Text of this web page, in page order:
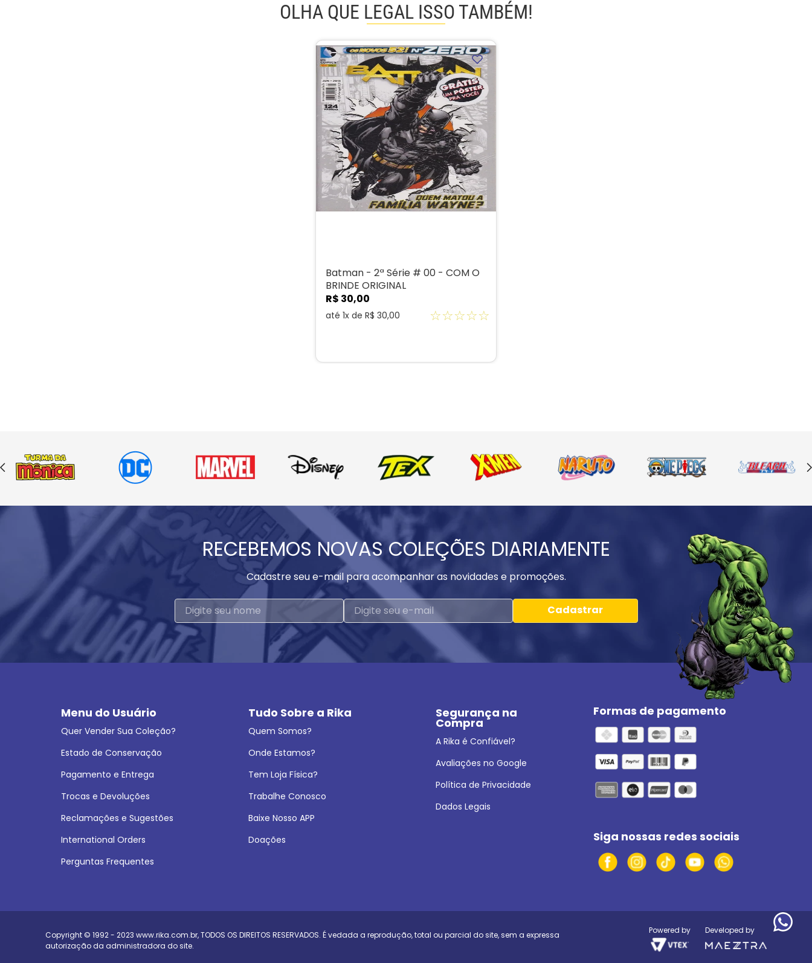
OLHA QUE LEGAL ISSO TAMBÉM!
Batman - 2ª Série # 00 - COM O
BRINDE ORIGINAL
R$ 30,00
até 1x de R$ 30,00 ☆☆☆☆☆
RECEBEMOS NOVAS COLEÇÕES DIARIAMENTE
Cadastre seu e-mail para acompanhar as novidades e promoções.
Cadastrar
Menu do Usuário
Quer Vender Sua Coleção?
Estado de Conservação
Pagamento e Entrega
Trocas e Devoluções
Reclamações e Sugestões
International Orders
Perguntas Frequentes
Tudo Sobre a Rika
Quem Somos?
Onde Estamos?
Tem Loja Física?
Trabalhe Conosco
Baixe Nosso APP
Doações
Segurança na
Compra
A Rika é Confiável?
Avaliações no Google
Política de Privacidade
Dados Legais
Formas de pagamento
Siga nossas redes sociais
Copyright © 1992 - 2023 www.rika.com.br, TODOS OS DIREITOS RESERVADOS. É vedada a reprodução, total ou parcial do site, sem a expressa
autorização da administradora do site.
Powered by Developed by